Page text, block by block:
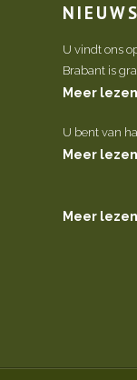
NIEUWS
U vindt ons
Brabant is
Meer lezen
U bent van
Meer lezen
Meer lezen